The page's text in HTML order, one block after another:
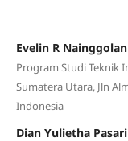
Evelin R Nainggolan
Program Studi Teknik
Sumatera Utara, Jln
Indonesia
Dian Yulietha